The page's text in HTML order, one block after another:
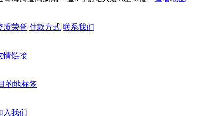
质荣誉 付款方式 联系我们
情链接
的地标签
入我们